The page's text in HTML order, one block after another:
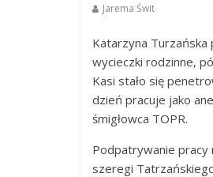
Jarema Świt
Katarzyna
wycieczki rodzinne,
Kasi stało się
dzień pracuje jako
śmigłowca TOPR.
Podpatrywanie pracy
szeregi